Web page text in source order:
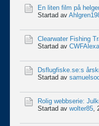
En liten film på
Startad av
Clearwater Fishing
Startad av
Dsflugfiske.se:s
Startad av
Rolig webbserie:
Startad av wolter85,